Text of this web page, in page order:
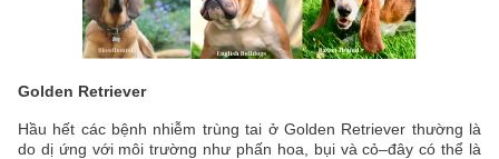
Golden Retriever
Hầu hết các bệnh nhiễm trùng tai ở Golden Retriever thường là
do dị ứng với môi trường như phấn hoa, bụi và cỏ–đây có thể là